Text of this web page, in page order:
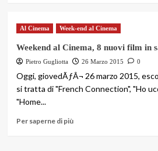
Al Cinema Week-end al Cinema
Weekend al Cinema, 8 nuovi film in
Pietro Gugliotta 26 Marzo 2015 0
Oggi, giovedÃƒÂ¬ 26 marzo 2015,
si tratta di "French Connection", "Ho
"Home...
Per saperne di più